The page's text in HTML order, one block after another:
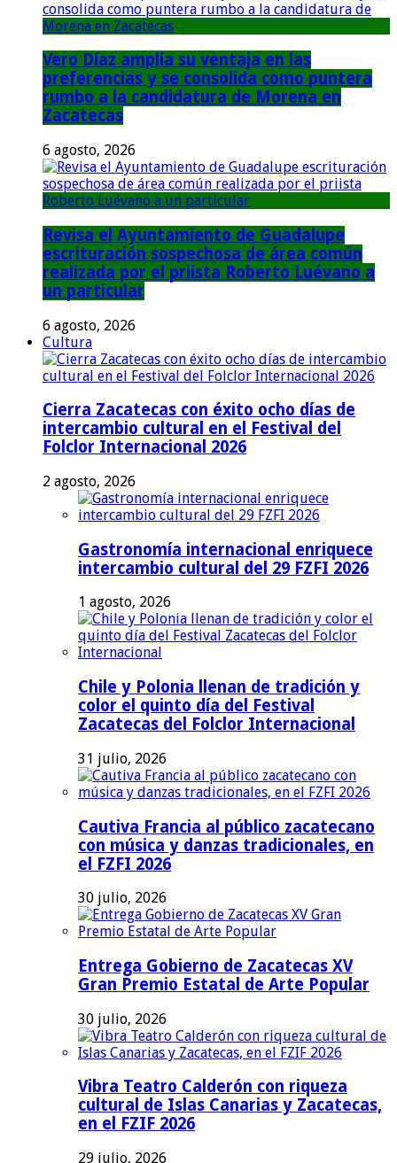
Vero Díaz amplía su ventaja en las
preferencias y se consolida como puntera
rumbo a la candidatura de Morena en
Zacatecas
6 agosto, 2026
Revisa el Ayuntamiento de Guadalupe
escrituración sospechosa de área común
realizada por el priista Roberto Luévano a
un particular
6 agosto, 2026
Cultura
Cierra Zacatecas con éxito ocho días de
intercambio cultural en el Festival del
Folclor Internacional 2026
2 agosto, 2026
Gastronomía internacional enriquece
intercambio cultural del 29 FZFI 2026
1 agosto, 2026
Chile y Polonia llenan de tradición y
color el quinto día del Festival
Zacatecas del Folclor Internacional
31 julio, 2026
Cautiva Francia al público zacatecano
con música y danzas tradicionales, en
el FZFI 2026
30 julio, 2026
Entrega Gobierno de Zacatecas XV
Gran Premio Estatal de Arte Popular
30 julio, 2026
Vibra Teatro Calderón con riqueza
cultural de Islas Canarias y Zacatecas,
en el FZIF 2026
29 julio, 2026